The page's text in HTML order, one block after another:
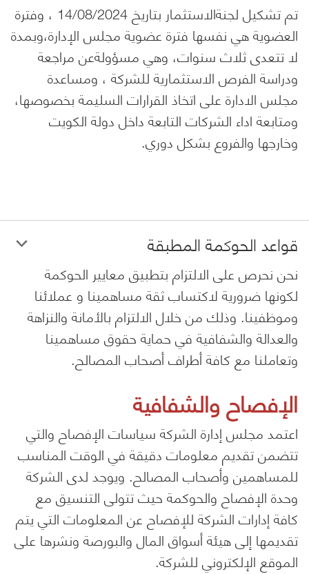
تم تشكيل لجنةالاستثمار بتاريخ 14/08/2024 ، وفترة
العضوية هي نفسها فترة عضوية مجلس الإدارة،وبمدة
لا تتعدى ثلاث سنوات، وهي مسؤولةعن مراجعة
ودراسة الفرص الاستثمارية للشركة ، ومساعدة
مجلس الادارة على اتخاذ القرارات السليمة بخصوصها،
ومتابعة اداء الشركات التابعة داخل دولة الكويت
وخارجها والفروع بشكل دوري.
قواعد الحوكمة المطبقة
نحن نحرص على الالتزام بتطبيق معايير الحوكمة
لكونها ضرورية لاكتساب ثقة مساهمينا و عملائنا
وموظفينا. وذلك من خلال الالتزام بالأمانة والنزاهة
والعدالة والشفافية في حماية حقوق مساهمينا
وتعاملنا مع كافة أطراف أصحاب المصالح.
الإفصاح والشفافية
اعتمد مجلس إدارة الشركة سياسات الإفصاح والتي
تتضمن تقديم معلومات دقيقة في الوقت المناسب
للمساهمين وأصحاب المصالح. ويوجد لدى الشركة
وحدة الإفصاح والحوكمة حيث تتولى التنسيق مع
كافة إدارات الشركة للإفصاح عن المعلومات التي يتم
تقديمها إلى هيئة أسواق المال والبورصة ونشرها على
الموقع الإلكتروني للشركة.